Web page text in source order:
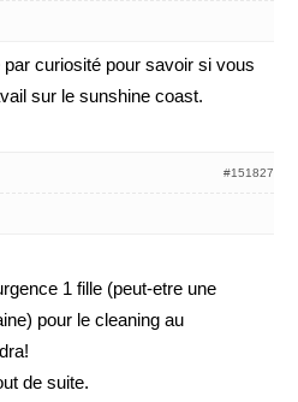
curiosité pour savoir si vous
sur le sunshine coast.
#151827
1 fille (peut-etre une
pour le cleaning au
de suite.